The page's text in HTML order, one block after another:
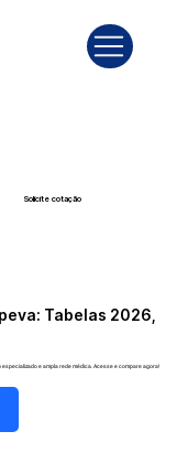
Tabelas 2026,
e ampla rede médica. Acesse e compare agora!
Solicite cotação